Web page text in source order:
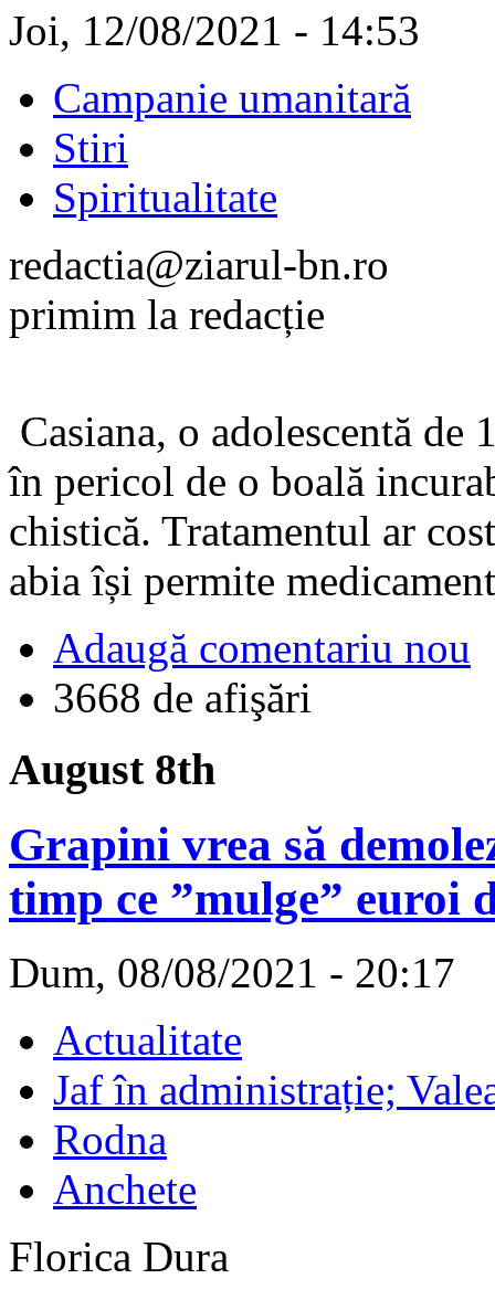
Joi, 12/08/2021 - 14:53
Campanie umanitară
Stiri
Spiritualitate
redactia@ziarul-bn.ro
primim la redacție
Casiana, o adolescentă
în pericol de o boală
chistică. Tratamentul ar
abia își permite
Adaugă comentariu nou
3668 de afişări
August 8th
Grapini vrea să
timp ce ”mulge” euroi
Dum, 08/08/2021 - 20:17
Actualitate
Jaf în administrație;
Rodna
Anchete
Florica Dura